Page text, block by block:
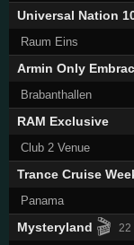
Universal Nation
Raum Eins
Armin Only
Brabanthallen
RAM Exclusive
Club 2 Venue
Trance Cruise
Panama
Mysteryland 🎬 22